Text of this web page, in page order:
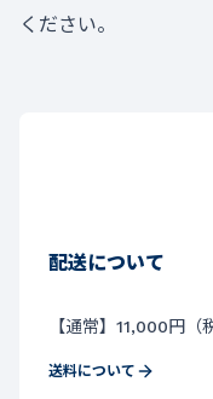
ください。
配送について
【通常】11,000円
送料について